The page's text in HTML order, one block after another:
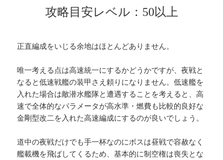
攻略目安レベル：50以上
正直編成をいじる余地はほとんどありません。
唯一考える点は高速統一にするかどうかですが、夜戦と
なると低速戦艦の装甲さえ頼りになりません。低速艦を
入れた場合は敵潜水艦隊と遭遇することを考えると、高
速で全体的なパラメータが高水準・燃費も比較的良好な
金剛型改二を入れた高速編成にするのが良いでしょう。
道中の夜戦だけでも手一杯なのにボスは昼戦で容赦なく
艦載機を飛ばしてくるため、基本的に制空権は喪失とな